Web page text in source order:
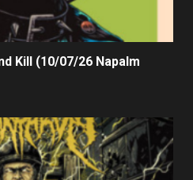
Kill (10/07/26 Napalm